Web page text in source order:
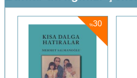
%30